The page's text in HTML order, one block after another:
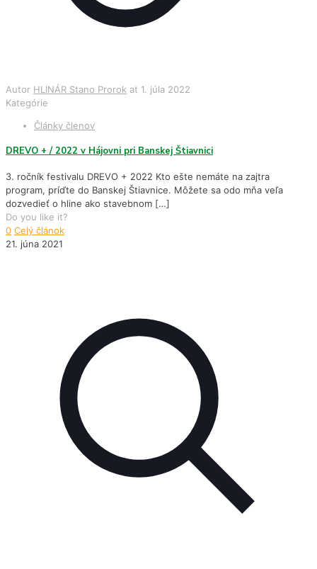
Autor HLINÁR Stano Prorok at 1. júla 2022
Kategórie
Články členov
DREVO + / 2022 v Hájovni pri Banskej Štiavnici
3. ročník festivalu DREVO + 2022 Kto ešte nemáte na zajtra
program, príďte do Banskej Štiavnice. Môžete sa odo mňa veľa
dozvedieť o hline ako stavebnom […]
Do you like it?
0 Celý článok
21. júna 2021